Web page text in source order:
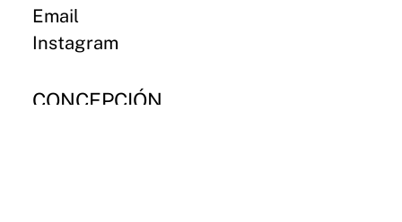
Email
Instagram
CONCEPCIÓN